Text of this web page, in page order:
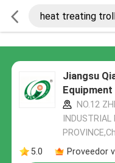
Jiangsu
NO.12
5.0
Proveedor